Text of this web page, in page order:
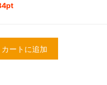
カートに追加